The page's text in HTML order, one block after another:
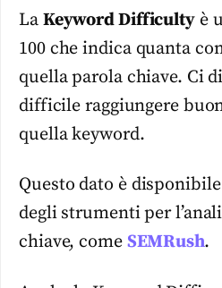
La Keyword Difficultyè
100 che indica quanta
quella parola chiave. Ci
difficile raggiungere
quella keyword.
Questo dato è
degli strumenti per
chiave, come SEMRush.